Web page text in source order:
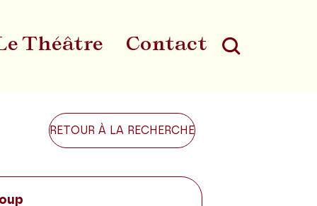
Théâtre Contact
Au
RETOUR À LA RECHERCHE